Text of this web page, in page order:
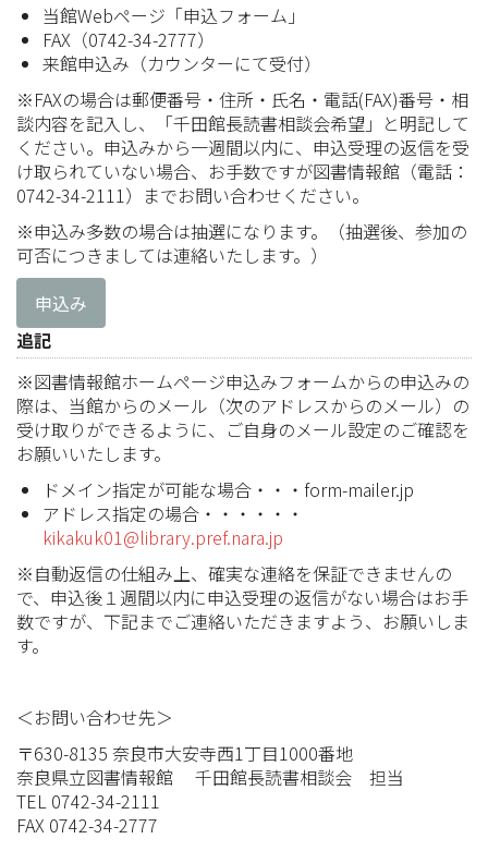
当館Webページ「申込フォーム」
FAX（0742-34-2777）
来館申込み（カウンターにて受付）
※FAXの場合は郵便番号・住所・氏名・電話(FAX)番号・相
談内容を記入し、「千田館長読書相談会希望」と明記して
ください。申込みから一週間以内に、申込受理の返信を受
け取られていない場合、お手数ですが図書情報館（電話：
0742-34-2111）までお問い合わせください。
※申込み多数の場合は抽選になります。（抽選後、参加の
可否につきましては連絡いたします。）
申込み
追記
※図書情報館ホームページ申込みフォームからの申込みの
際は、当館からのメール（次のアドレスからのメール）の
受け取りができるように、ご自身のメール設定のご確認を
お願いいたします。
ドメイン指定が可能な場合・・・form-mailer.jp
アドレス指定の場合・・・・・・
kikakuk01@library.pref.nara.jp
※自動返信の仕組み上、確実な連絡を保証できませんの
で、申込後１週間以内に申込受理の返信がない場合はお手
数ですが、下記までご連絡いただきますよう、お願いしま
す。
＜お問い合わせ先＞
〒630-8135 奈良市大安寺西1丁目1000番地
奈良県立図書情報館 千田館長読書相談会 担当
TEL 0742-34-2111
FAX 0742-34-2777